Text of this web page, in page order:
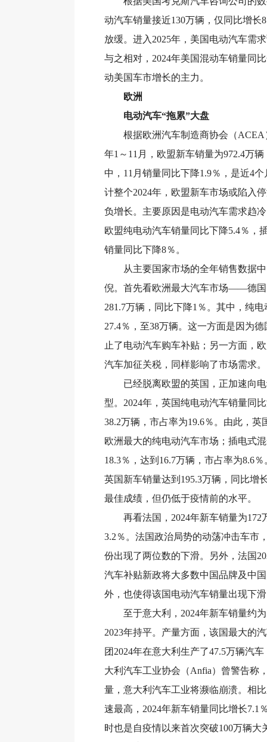
动汽车销量接近130万辆，仅同比增长
放缓。进入2025年，美国电动汽车需
与之相对，2024年美国混动车销量同
动美国车市增长的主力。
欧洲
电动汽车“拖累”大盘
根据欧洲汽车制造商协会（ACEA
年1～11月，欧盟新车销量为972.4万
中，11月销量同比下降1.9％，是近4
计整个2024年，欧盟新车市场或陷入
负增长。主要原因是电动汽车需求趋
欧盟纯电动汽车销量同比下降5.4％，
销量同比下降8％。
从主要国家市场的全年销售数据中
倪。首先看欧洲最大汽车市场——德国
281.7万辆，同比下降1％。其中，纯
27.4％，至38万辆。这一方面是因为
止了电动汽车购车补贴；另一方面，
汽车加征关税，同样影响了市场需求。
已经脱离欧盟的英国，正加速向电
型。2024年，英国纯电动汽车销量同
38.2万辆，市占率为19.6％。由此，英
欧洲最大的纯电动汽车市场；插电式
18.3％，达到16.7万辆，市占率为8.6
英国新车销量达到195.3万辆，同比增
最佳成绩，但仍低于疫情前的水平。
再看法国，2024年新车销量为172
3.2％。法国政治局势的动荡冲击车市
份出现了两位数的下滑。另外，法国
汽车补贴新政将大多数中国品牌及中
外，也使得该国电动汽车销量出现下
至于意大利，2024年新车销量约为
2023年持平。产量方面，该国最大的
团2024年在意大利生产了47.5万辆汽
大利汽车工业协会（Anfia）曾警告称
量，意大利汽车工业将濒临崩溃。相
速最高，2024年新车销量同比增长7.1
时也是自疫情以来首次突破100万辆大